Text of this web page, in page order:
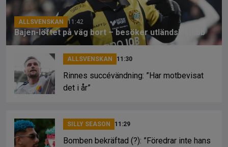
ALLSVENSKAN 11:42
Bajen-löftet på väg bort – besöker utländsk klubb
ALLSVENSKAN 11:30
Rinnes succévändning: ”Har motbevisat
det i år”
SILLY SEASON 11:29
Bomben bekräftad (?): ”Föredrar inte hans